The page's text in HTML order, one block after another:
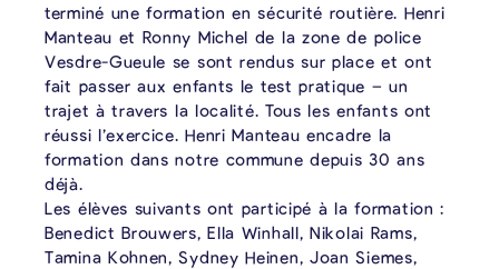
terminé une formation en sécurité routière. Henri
Manteau et Ronny Michel de la zone de police
Vesdre-Gueule se sont rendus sur place et ont
fait passer aux enfants le test pratique – un
trajet à travers la localité. Tous les enfants ont
réussi l’exercice. Henri Manteau encadre la
formation dans notre commune depuis 30 ans
déjà.
Les élèves suivants ont participé à la formation :
Benedict Brouwers, Ella Winhall, Nikolai Rams,
Tamina Kohnen, Sydney Heinen, Joan Siemes,